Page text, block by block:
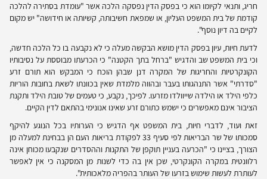
חריג, ותנאי לקיומו הוא כי בפסק הדין נפסקה הלכה אשר "עומדת בסתירה להלכה
קודמת של בית המשפט העליון, או שמפאת חשיבותה, קשיותה או חידושה" יש מקום
לקיים בה דיון נוסף".
לדעת חיות, עיון בפסק הדין מושא הבקשה מעלה כי לא נקבעה בו כל הלכה חדשה,
וכי בית המשפט שב והדגיש "ברחל בתך הקטנה" כי הכרעתו מבוססת על נסיבותיו
הקונקרטיות והחריגות של המקרה דנן שבהן הוכח כי המבקש הוא תורם זרע
"סדרתי" אשר התנהגותו בעבר ובהווה מלמדת שאין בכוונתו לשאת בחובות הוריות
כלפי הילד או הילדה שייוולדו מזרעו. לפיכך, נקבע, כי טעמים של טובת הילד ותקנת
הציבור אינם מאפשרים כי ישמש כתורם זרע שאינו אנונימי בהתאם לדין הקיים.
זאת ועוד, לדברי חיות, בית המשפט אף הדגיש כי הערותיו בכל הנוגע להיקף
סמכותו של שר הבריאות לפי סעיף 33 לפקודת בריאות העם הן בבחינת למעלה מן
הצורך, בציינו כי "הכרעה בעניין תוקפן של התקנות וההסדרים שנקבעו מכוחן אינה
רלוונטית במקרה הקונקרטי, שכן אין בה כדי לשנות מן המסקנה כי אין לאפשר
לעותרת לעשות שימוש בזרעו של העותר בהפריה מלאכותית".